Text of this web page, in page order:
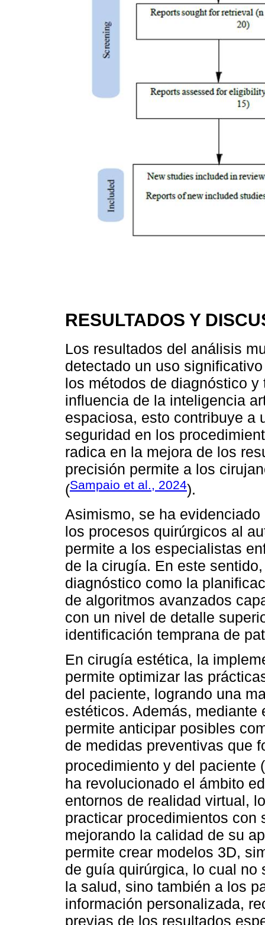
RESULTADOS Y
Los resultados del análisis
detectado un uso
los métodos de diagnóstico
influencia de la inteligencia
espaciosa, esto contribuye a
seguridad en los
radica en la mejora de los
precisión permite a los
(Sampaio et al., 2024).
Asimismo, se ha
los procesos quirúrgicos al
permite a los especialistas
de la cirugía. En este
diagnóstico como la
de algoritmos avanzados
con un nivel de detalle
identificación temprana de
En cirugía estética, la
permite optimizar las
del paciente, logrando una
estéticos. Además,
permite anticipar posibles
de medidas preventivas que
procedimiento y del paciente (
ha revolucionado el ámbito
entornos de realidad virtual,
practicar procedimientos
mejorando la calidad de su
permite crear modelos 3D,
de guía quirúrgica, lo cual
la salud, sino también a los
información personalizada,
previas de los resultados